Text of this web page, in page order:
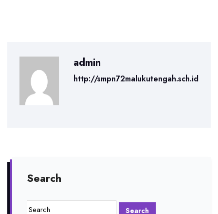
admin
http://smpn72malukutengah.sch.id
Search